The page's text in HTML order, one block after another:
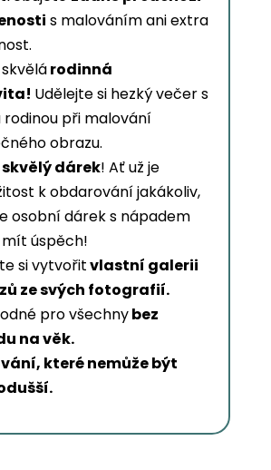
s malováním ani extra
rodinná
Udělejte si hezký večer s
rodinou při malování
obrazu.
skvělý dárek! Ať už je
k obdarování jakákoliv,
osobní dárek s nápadem
úspěch!
si vytvořitvlastní galerii
ze svých fotografií.
pro všechnybez
na věk.
které nemůže být